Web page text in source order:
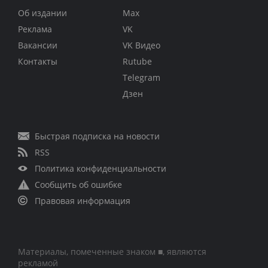
Об издании
Реклама
Вакансии
Контакты
Max
VK
VK Видео
Rutube
Telegram
Дзен
Быстрая подписка на новости
RSS
Политика конфиденциальности
Сообщить об ошибке
Правовая информация
Материалы, помеченные знаком ■, являются
рекламой